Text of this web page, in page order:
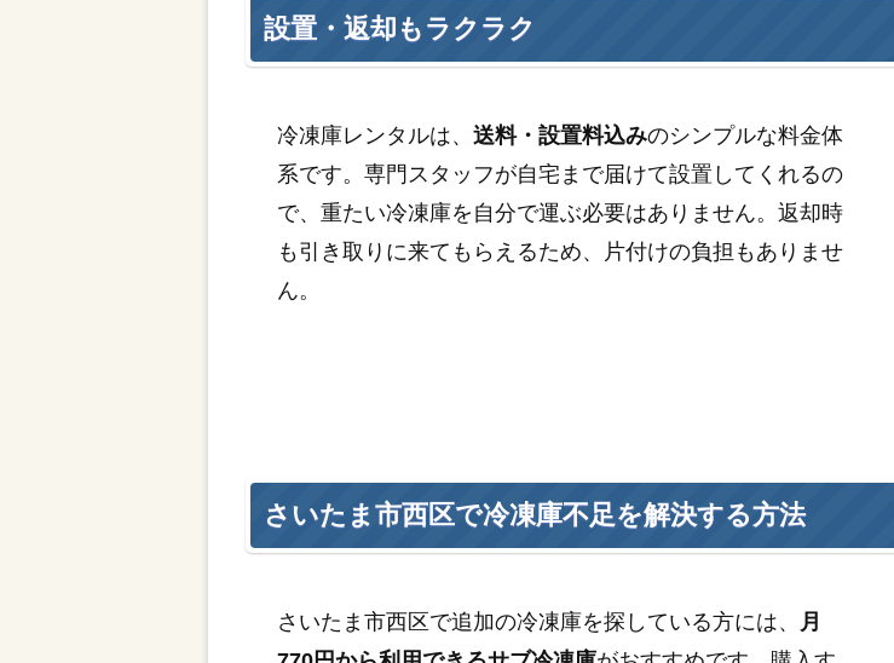
設置・返却もラクラク
冷凍庫レンタルは、送料・設置料込みのシンプルな料金体
系です。専門スタッフが自宅まで届けて設置してくれるの
で、重たい冷凍庫を自分で運ぶ必要はありません。返却時
も引き取りに来てもらえるため、片付けの負担もありませ
ん。
さいたま市西区で冷凍庫不足を解決する方法
さいたま市西区で追加の冷凍庫を探している方には、
月